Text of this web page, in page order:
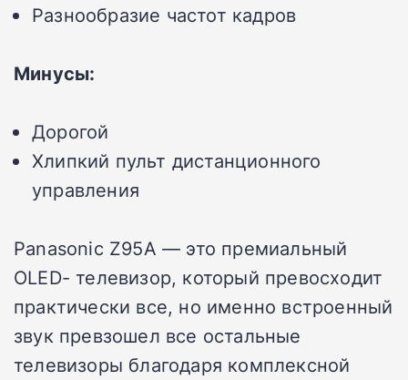
Разнообразие частот кадров
Минусы:
Дорогой
Хлипкий пульт дистанционного
управления
Panasonic Z95A — это премиальный
OLED- телевизор, который превосходит
практически все, но именно встроенный
звук превзошел все остальные
телевизоры благодаря комплексной